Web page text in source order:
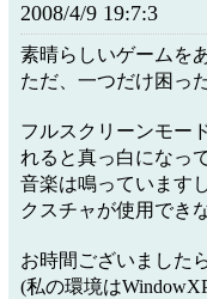
2008/4/9 19:7:3
素晴らしいゲームを
ただ、一つだけ困っ
フルスクリーンモー
れると真っ白になっ
音楽は鳴っています
クスチャが使用でき
お時間ございました
(私の環境は